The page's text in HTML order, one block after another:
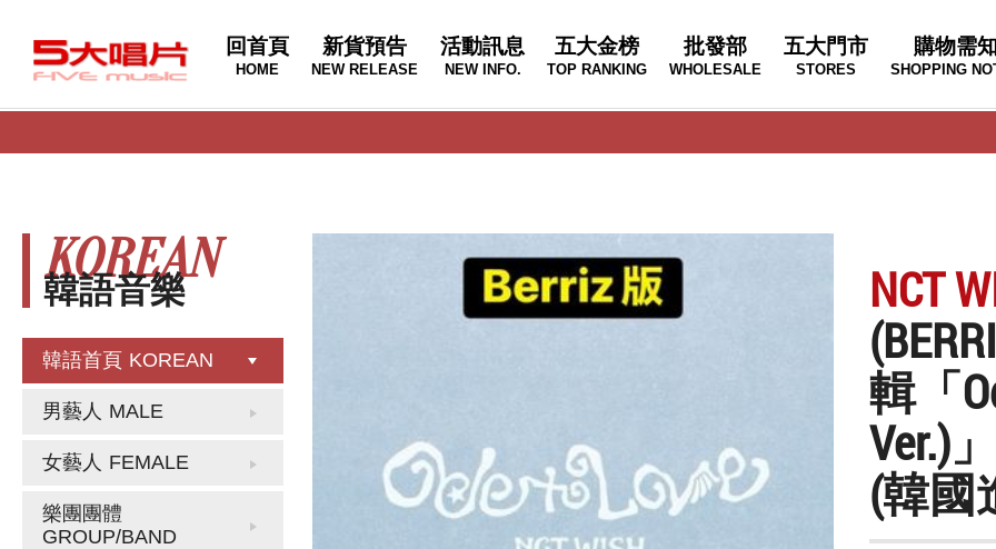
回首頁
HOME
新貨預告
NEW RELEASE
活動訊息
NEW INFO.
五大金榜
TOP RANKING
批發部
WHOLESALE
五大門市
STORES
購物需
SHOPPING
韓語音樂
KOREAN
韓語首頁 KOREAN
男藝人 MALE
女藝人 FEMALE
樂團團體
GROUP/BAND
NCT
輯「
Ver.)」
(韓國